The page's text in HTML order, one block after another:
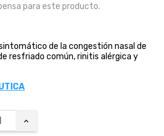
para este producto.
de la congestión nasal de
resfriado común, rinitis alérgica y